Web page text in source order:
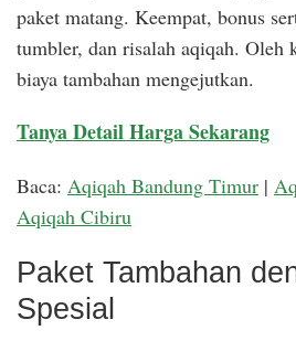
paket matang. Keempat, bonus
tumbler, dan risalah aqiqah. Oleh
biaya tambahan mengejutkan.
Tanya Detail Harga Sekarang
Baca: Aqiqah Bandung Timur |
Aqiqah Cibiru
Paket Tambahan
Spesial